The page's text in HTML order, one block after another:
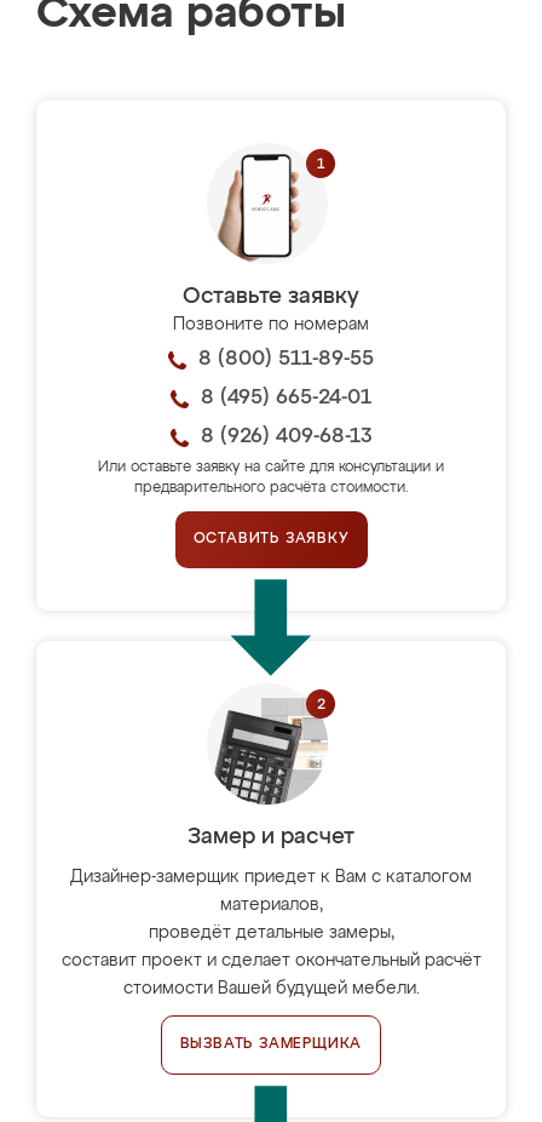
Схема работы
Оставьте заявку
Позвоните по номерам
8 (800) 511-89-55
8 (495) 665-24-01
8 (926) 409-68-13
Или оставьте заявку на сайте для консультации и
предварительного расчёта стоимости.
ОСТАВИТЬ ЗАЯВКУ
Замер и расчет
Дизайнер-замерщик приедет к Вам с каталогом
материалов,
проведёт детальные замеры,
составит проект и сделает окончательный расчёт
стоимости Вашей будущей мебели.
ВЫЗВАТЬ ЗАМЕРЩИКА